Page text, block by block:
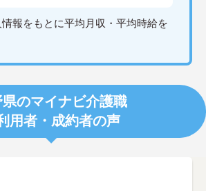
報をもとに平均月収・平均時給を
のマイナビ介護職
用者・成約者の声